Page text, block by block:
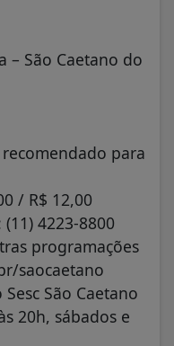
– São Caetano do
para
/ R$ 12,00
4223-8800
programações
saocaetano
São Caetano
20h, sábados e